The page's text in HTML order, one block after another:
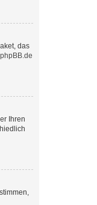
das
phpBB.de
Ihren